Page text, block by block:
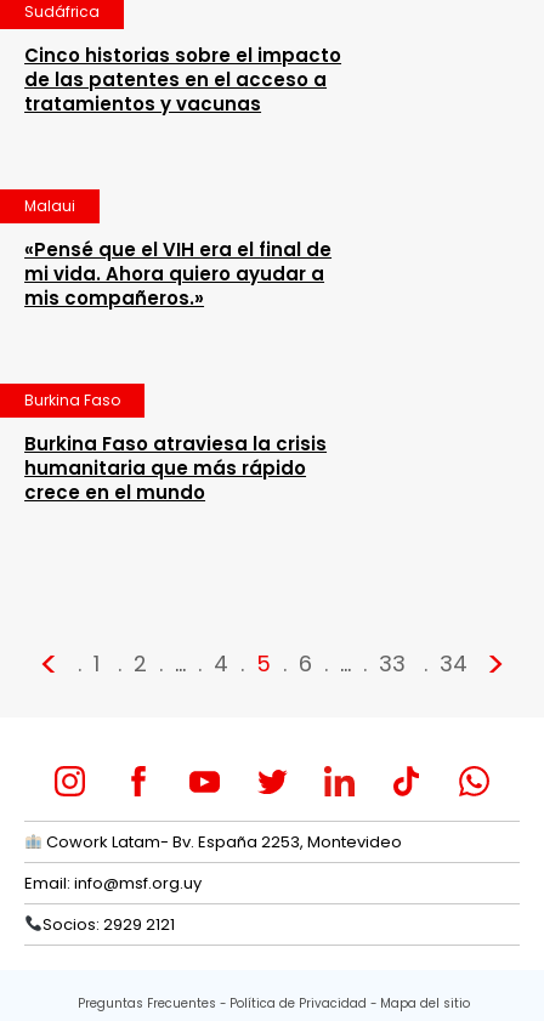
Sudáfrica
Cinco historias sobre el impacto
de las patentes en el acceso a
tratamientos y vacunas
Malaui
«Pensé que el VIH era el final de
mi vida. Ahora quiero ayudar a
mis compañeros.»
Burkina Faso
Burkina Faso atraviesa la crisis
humanitaria que más rápido
crece en el mundo
< 1 2 … 4 5 6 … 33 34 >
Cowork Latam- Bv. España 2253, Montevideo
Email: info@msf.org.uy
Socios: 2929 2121
Preguntas Frecuentes Política de Privacidad Mapa del sitio